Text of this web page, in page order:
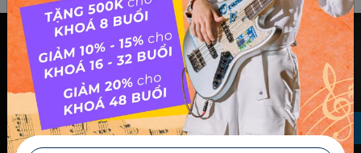
Chính sách & điều khoản
Thông Tin Chủ Sở Hữu Website
Điều Khoản Dành Cho Học Viên Và Gia Sư – Giảng Viên
Điều khoản Dành cho HLV-Giáo Viên
Chính Sách Sử Dụng Cookie